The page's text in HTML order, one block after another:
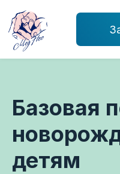
Базовая
детям